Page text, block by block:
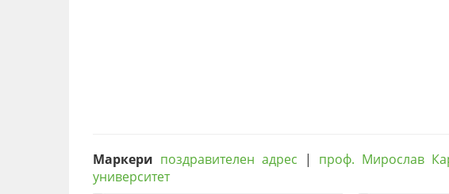
Маркери поздравителен адрес | проф. Мирослав
университет